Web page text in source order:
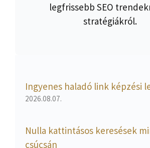
legfrissebb SEO
stratégiákról.
Ingyenes haladó link képzési
2026.08.07.
Nulla kattintásos keresések
csúcsán